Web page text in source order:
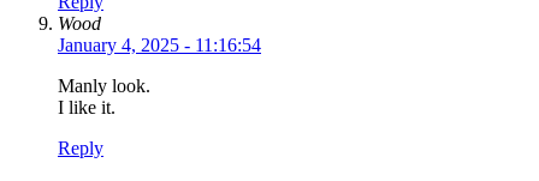
Wood
January 4, 2025 - 11:16:54
Manly look.
I like it.
Reply